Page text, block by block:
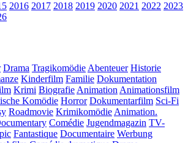
2016 2017 2018 2019 2020 2021 2022 2023
Drama Tragikomödie Abenteuer Historie
Kinderfilm Familie Dokumentation
Krimi Biografie Animation Animationsfilm
Komödie Horror Dokumentarfilm Sci-Fi
Roadmovie Krimikomödie Animation.
Comédie Jugendmagazin TV-
Fantastique Documentaire Werbung